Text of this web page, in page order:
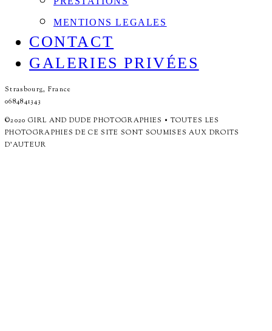
MENTIONS LEGALES
CONTACT
GALERIES PRIVÉES
Strasbourg, France
0684841343
©2020 GIRL AND DUDE PHOTOGRAPHIES • TOUTES LES
PHOTOGRAPHIES DE CE SITE SONT SOUMISES AUX DROITS
D'AUTEUR